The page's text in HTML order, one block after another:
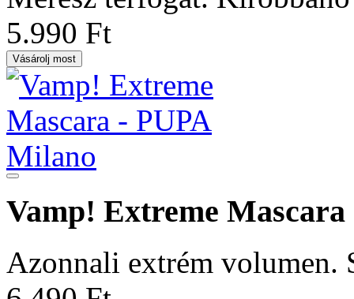
5.990 Ft
Vásárolj most
Vamp! Extreme Mascara
Azonnali extrém volumen.